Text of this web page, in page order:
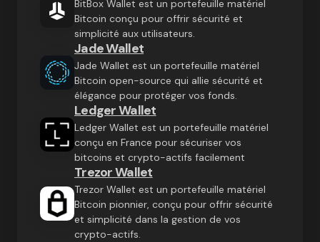
BitBox Wallet est un portefeuille matériel
Bitcoin conçu pour offrir sécurité et
simplicité aux utilisateurs.
Jade Wallet
Jade Wallet est un portefeuille matériel
Bitcoin open-source qui allie sécurité et
élégance pour protéger vos fonds.
Ledger Wallet
Ledger Wallet est un portefeuille matériel
conçu en France pour sécuriser vos
bitcoins et crypto-actifs facilement
Trezor Wallet
Trezor Wallet est un portefeuille matériel
Bitcoin pionnier, conçu pour offrir sécurité
et simplicité dans la gestion de vos
crypto-actifs.